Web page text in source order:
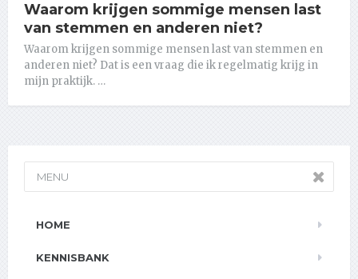
Waarom krijgen sommige mensen last
van stemmen en anderen niet?
Waarom krijgen sommige mensen last van stemmen en
anderen niet? Dat is een vraag die ik regelmatig krijg in
mijn praktijk. …
MENU
HOME
KENNISBANK